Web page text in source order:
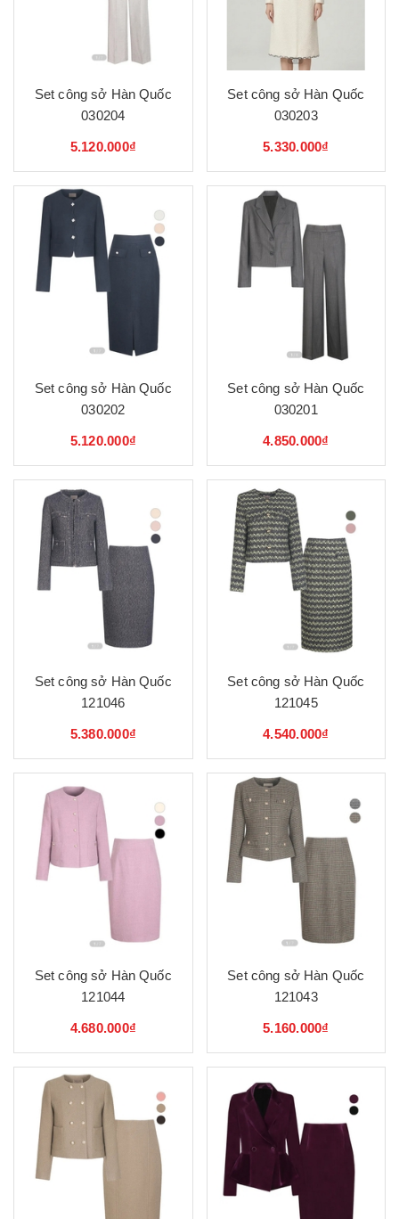
Set công sở Hàn Quốc
030204
5.120.000₫
Set công sở Hàn Quốc
030203
5.330.000₫
Set công sở Hàn Quốc
030202
5.120.000₫
Set công sở Hàn Quốc
030201
4.850.000₫
Set công sở Hàn Quốc
121046
5.380.000₫
Set công sở Hàn Quốc
121045
4.540.000₫
Set công sở Hàn Quốc
121044
4.680.000₫
Set công sở Hàn Quốc
121043
5.160.000₫